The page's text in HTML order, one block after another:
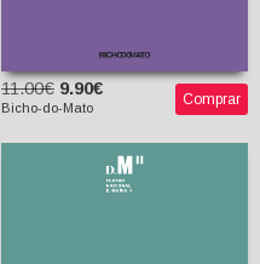
11.00€ 9.90€
Bicho-do-Mato Comprar